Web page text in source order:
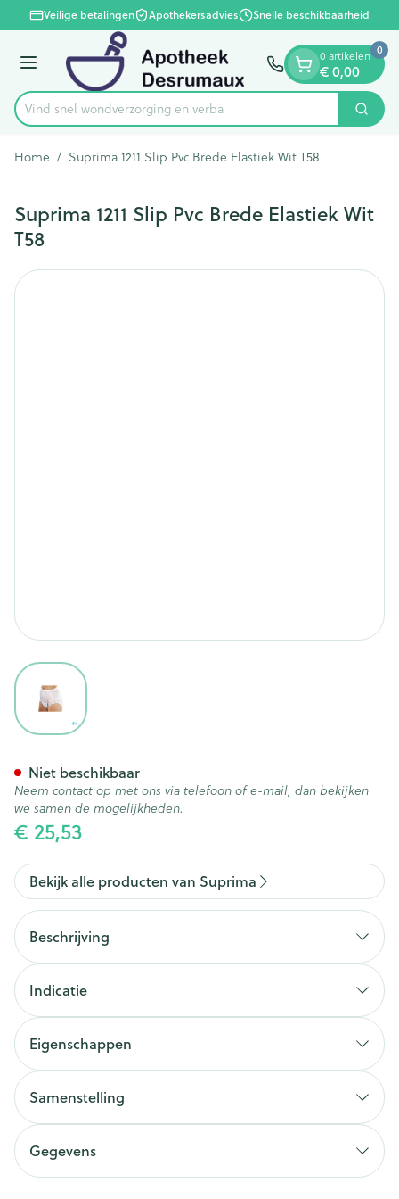
Ga naar de inhoud
1 van 1Veilige betalingen Apothekersadvies Snelle beschikbaarheid
Menu
Product, merk, categorie...
Vind snel wondverzorging Zoek
0 artikelen
€ 0,00
0
Home / Suprima 1211 Slip Pvc Brede Elastiek Wit T58
Suprima 1211 Slip Pvc Brede Elastiek Wit
T58
View larger image
€ 25,53
Niet beschikbaar
Neem contact op met ons via telefoon of e-mail, dan bekijken
we samen de mogelijkheden.
Bekijk alle producten van Suprima
Beschrijving
Indicatie
Eigenschappen
Sluiting
Kleur
Verpakking
Samenstelling
Gegevens